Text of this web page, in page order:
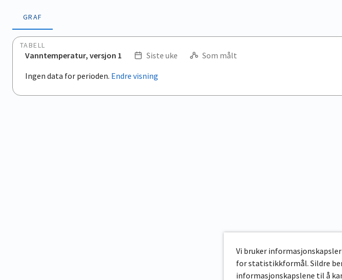
GRAF
TABELL
Vanntemperatur, versjon 1 Siste uke
Som målt
Ingen data for perioden. Endre visning
Vi bruker
for statistikkformål. Sildre
informasjonskapslene til å